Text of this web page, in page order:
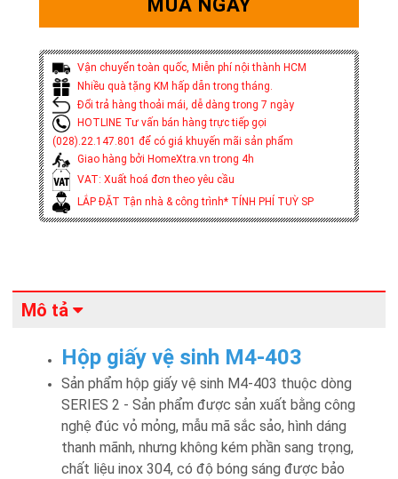
MUA NGAY
Vận chuyển toàn quốc, Miễn phí nội thành HCM
Nhiều quà tặng KM hấp dẫn trong tháng.
Đổi trả hàng thoải mái, dễ dàng trong 7 ngày
HOTLINE Tư vấn bán hàng trực tiếp gọi
(028).22.147.801 để có giá khuyến mãi sản phẩm
Giao hàng bởi HomeXtra.vn trong 4h
VAT: Xuất hoá đơn theo yêu cầu
LẮP ĐẶT Tận nhà & công trình* TÍNH PHÍ TUỲ SP
Mô tả
Hộp giấy vệ sinh M4-403
Sản phẩm hộp giấy vệ sinh M4-403 thuộc dòng
SERIES 2 - Sản phẩm được sản xuất bằng công
nghệ đúc vỏ mỏng, mẫu mã sắc sảo, hình dáng
thanh mãnh, nhưng không kém phần sang trọng,
chất liệu inox 304, có độ bóng sáng được bảo